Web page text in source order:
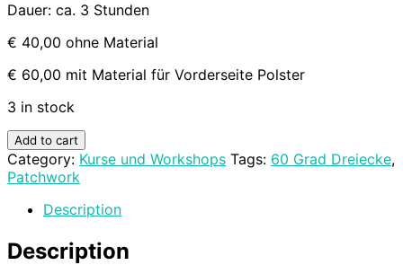
Dauer: ca. 3 Stunden
€ 40,00 ohne Material
€ 60,00 mit Material für Vorderseite Polster
3 in stock
Add to cart
Category: Kurse und Workshops Tags: 60 Grad Dreiecke,
Patchwork
Description
Description